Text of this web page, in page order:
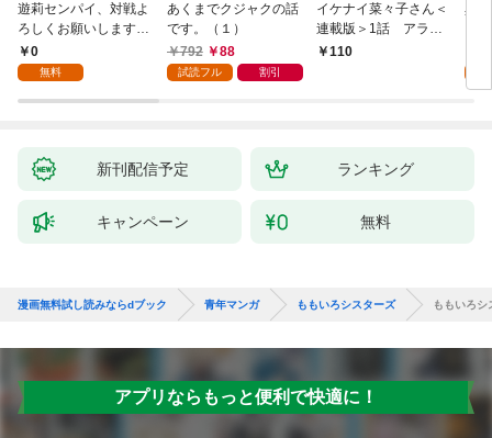
遊莉センパイ、対戦よ
ろしくお願いします。
1 0
無料
あくまでクジャクの話
です。（１）
792
88
試読フル 割引
イケナイ菜々子さん＜
連載版＞1話 アラフ
ォー女神と初体験
110
異
新刊配信予定 ランキング
キャンペーン 無料
漫画無料試し読みならdブック 青年マンガ ももいろシスターズ ももいろ
アプリならもっと便利で快適に！